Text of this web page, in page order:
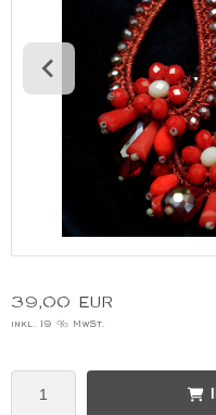
39,00 EUR
inkl. 19 % MwSt.